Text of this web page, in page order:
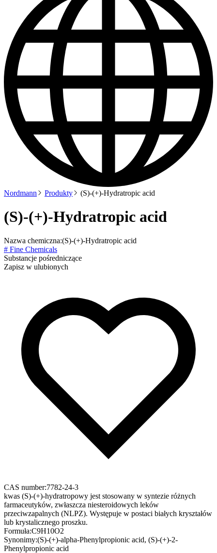
Nordmann Produkty (S)-(+)-Hydratropic acid
(S)-(+)-Hydratropic acid
Nazwa chemiczna:(S)-(+)-Hydratropic acid
# Fine Chemicals
Substancje pośredniczące
Zapisz w ulubionych
CAS number:7782-24-3
kwas (S)-(+)-hydratropowy jest stosowany w syntezie różnych
farmaceutyków, zwłaszcza niesteroidowych leków
przeciwzapalnych (NLPZ). Występuje w postaci białych kryształów
lub krystalicznego proszku.
Formuła:C9H10O2
Synonimy:(S)-(+)-alpha-Phenylpropionic acid, (S)-(+)-2-
Phenylpropionic acid